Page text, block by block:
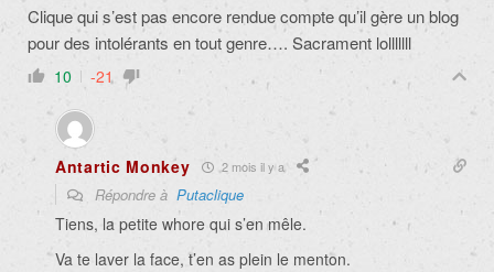
Clique qui s’est pas encore rendue compte qu’il gère un blog
pour des intolérants en tout genre…. Sacrament lolllllll
10 -21
Antartic Monkey 2 mois il y a
Répondre à Putaclique
Tiens, la petite whore qui s’en mêle.
Va te laver la face, t’en as plein le menton.